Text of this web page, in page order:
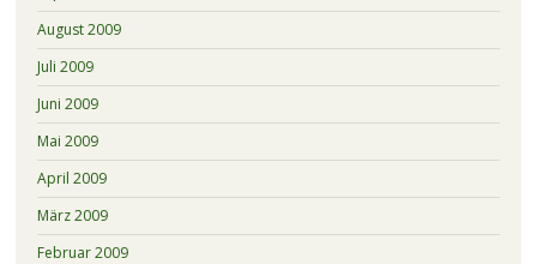
August 2009
Juli 2009
Juni 2009
Mai 2009
April 2009
März 2009
Februar 2009